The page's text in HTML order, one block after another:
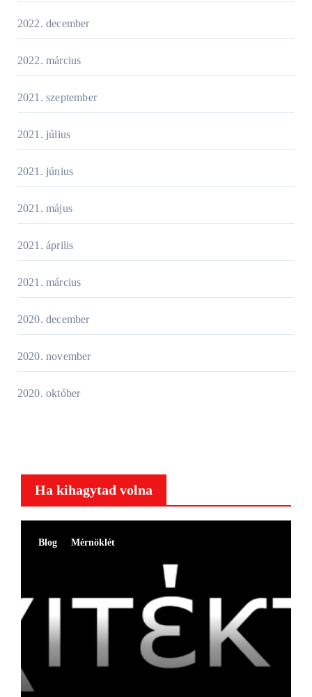
2022. december
2022. március
2021. szeptember
2021. július
2021. június
2021. május
2021. április
2021. március
2020. december
2020. november
2020. október
Ha kihagytad volna
Blog Mérnöklét